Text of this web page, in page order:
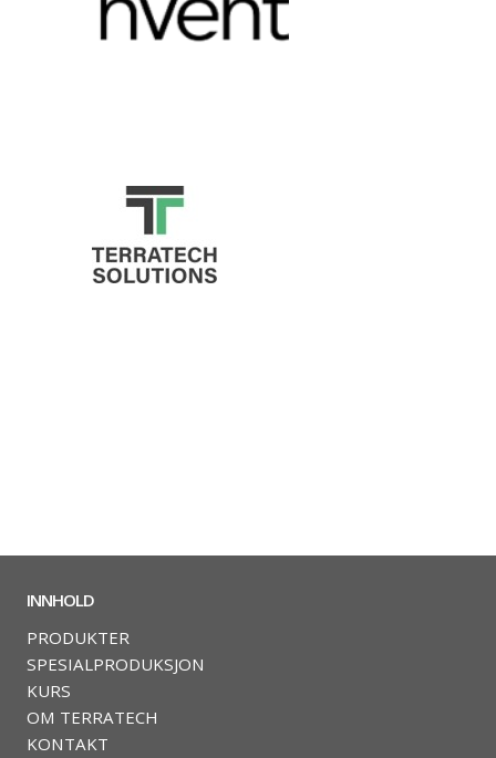
INNHOLD
PRODUKTER
SPESIALPRODUKSJON
KURS
OM TERRATECH
KONTAKT